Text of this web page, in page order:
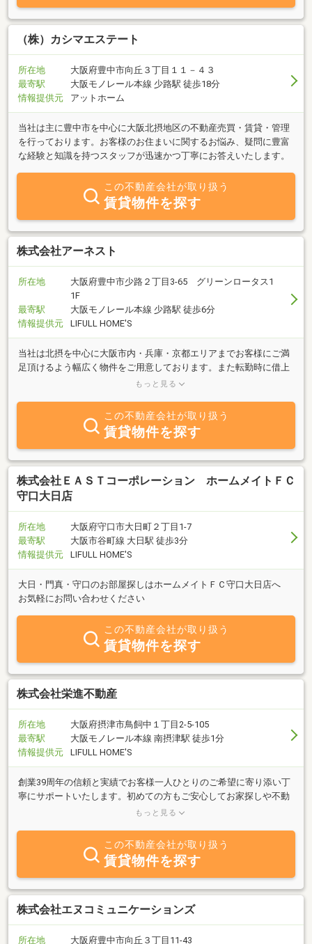
（株）カシマエステート
所在地
大阪府豊中市向丘３丁目１１－４３
最寄駅
大阪モノレール本線 少路駅 徒歩18分
情報提供元
アットホーム
当社は主に豊中市を中心に大阪北摂地区の不動産売買・賃貸・管理
を行っております。お客様のお住まいに関するお悩み、疑問に豊富
な経験と知識を持つスタッフが迅速かつ丁寧にお答えいたします。
この不動産会社が取り扱う
賃貸物件を探す
株式会社アーネスト
所在地
大阪府豊中市少路２丁目3-65 グリーンロータス1
1F
最寄駅
大阪モノレール本線 少路駅 徒歩6分
情報提供元
LIFULL HOME'S
当社は北摂を中心に大阪市内・兵庫・京都エリアまでお客様にご満
足頂けるよう幅広く物件をご用意しております。また転勤時に借上
社宅の賃貸斡旋、マンション経営・管理代行まで様々なサービスを
もっと見る
この不動産会社が取り扱う
賃貸物件を探す
株式会社ＥＡＳＴコーポレーション ホームメイトＦＣ
守口大日店
所在地
大阪府守口市大日町２丁目1-7
最寄駅
大阪市谷町線 大日駅 徒歩3分
情報提供元
LIFULL HOME'S
大日・門真・守口のお部屋探しはホームメイトＦＣ守口大日店へ
お気軽にお問い合わせください
この不動産会社が取り扱う
賃貸物件を探す
株式会社栄進不動産
所在地
大阪府摂津市鳥飼中１丁目2-5-105
最寄駅
大阪モノレール本線 南摂津駅 徒歩1分
情報提供元
LIFULL HOME'S
創業39周年の信頼と実績でお客様一人ひとりのご希望に寄り添い丁
寧にサポートいたします。初めての方もご安心してお家探しや不動
産のご相談をいただける環境を大切にしています。そんな街の不動
もっと見る
この不動産会社が取り扱う
賃貸物件を探す
株式会社エヌコミュニケーションズ
所在地 大阪府豊中市向丘３丁目11-43